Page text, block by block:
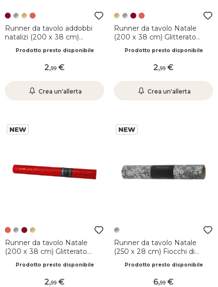
Runner da tavolo addobbi
natalizi (200 x 38 cm)
Prodotto presto disponibile
2,99
Crea un'allerta
Runner da tavolo Natale
(200 x 38 cm) Glitterato
Prodotto presto disponibile
2,99
Crea un'allerta
Runner da tavolo Natale
(200 x 38 cm) Glitterato
Prodotto presto disponibile
2,99
Runner da tavolo Natale
(250 x 28 cm) Fiocchi di
Prodotto presto disponibile
6,99